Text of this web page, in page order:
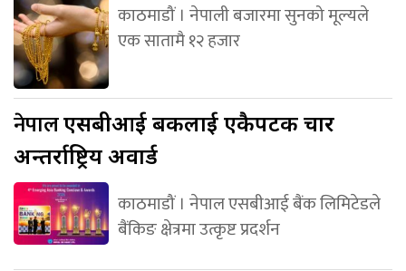
काठमाडौं । नेपाली बजारमा सुनको मूल्यले
एक सातामै १२ हजार
नेपालएसबीआई बैंकलाई एकैपटक चार
अन्तर्राष्ट्रिय अवार्ड
काठमाडौं । नेपाल एसबीआई बैंक लिमिटेडले
बैंकिङ क्षेत्रमा उत्कृष्ट प्रदर्शन